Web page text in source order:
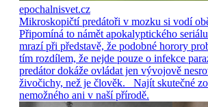
epochalnisvet.cz
Mikroskopičtí predátoři v mozku si vodí
Připomíná to námět apokalyptického
mrazí při představě, že podobné horory
tím rozdílem, že nejde pouze o infekce
predátor dokáže ovládat jen vývojově
živočichy, než je člověk. Najít skutečné
nemožného ani v naší přírodě.